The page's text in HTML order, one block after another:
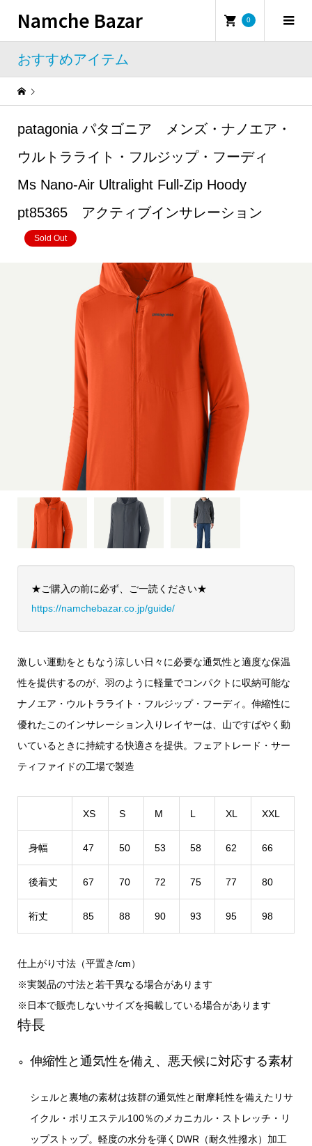
Namche Bazar 0
おすすめアイテム
patagonia パタゴニア メンズ・ナノエア・ウルトラライト・フルジップ・フーディ Ms Nano-Air Ultralight Full-Zip Hoody pt85365 アクティブインサレーション
patagonia パタゴニア メンズ・ナノエア・
ウルトラライト・フルジップ・フーディ
Ms Nano-Air Ultralight Full-Zip Hoody
pt85365 アクティブインサレーション
Sold Out
★ご購入の前に必ず、ご一読ください★
https://namchebazar.co.jp/guide/
激しい運動をともなう涼しい日々に必要な通気性と適度な保温
性を提供するのが、羽のように軽量でコンパクトに収納可能な
ナノエア・ウルトラライト・フルジップ・フーディ。伸縮性に
優れたこのインサレーション入りレイヤーは、山ですばやく動
いているときに持続する快適さを提供。フェアトレード・サー
ティファイドの工場で製造
XS S M L XL XXL
身幅 47 50 53 58 62 66
後着丈 67 70 72 75 77 80
裄丈 85 88 90 93 95 98
仕上がり寸法（平置き/cm）
※実製品の寸法と若干異なる場合があります
※日本で販売しないサイズを掲載している場合があります
特長
伸縮性と通気性を備え、悪天候に対応する素材
シェルと裏地の素材は抜群の通気性と耐摩耗性を備えたリサ
イクル・ポリエステル100％のメカニカル・ストレッチ・リ
ップストップ。軽度の水分を弾くDWR（耐久性撥水）加工